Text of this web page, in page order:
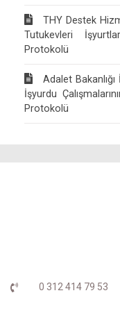
THY Destek
Tutukevleri
Protokolü
Adalet Bakanlığı
İşyurdu
Protokolü
0 312 414 79 53